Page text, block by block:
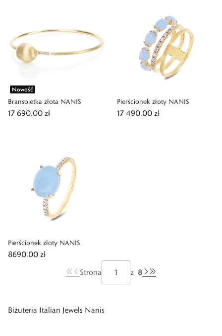
Nowość
Bransoletka złota NANIS
17 690,00 zł
Pierścionek złoty NANIS
17 490,00 zł
Pierścionek złoty NANIS
8690,00 zł
Strona
z 8
Biżuteria Italian Jewels Nanis